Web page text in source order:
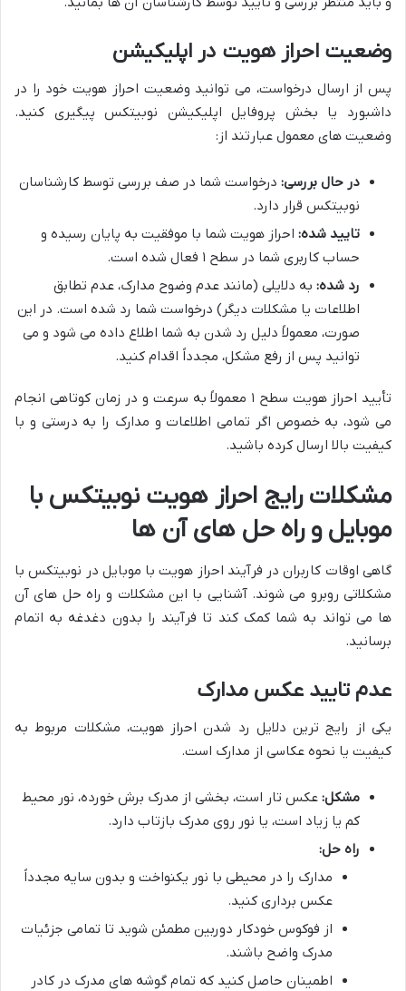
وضعیت احراز هویت در اپلیکیشن
پس از ارسال درخواست، می توانید وضعیت احراز هویت خود را در
داشبورد یا بخش پروفایل اپلیکیشن نوبیتکس پیگیری کنید.
وضعیت های معمول عبارتند از:
در حال بررسی: درخواست شما در صف بررسی توسط کارشناسان
نوبیتکس قرار دارد.
تایید شده: احراز هویت شما با موفقیت به پایان رسیده و
حساب کاربری شما در سطح ۱ فعال شده است.
رد شده: به دلایلی (مانند عدم وضوح مدارک، عدم تطابق
اطلاعات یا مشکلات دیگر) درخواست شما رد شده است. در این
صورت، معمولاً دلیل رد شدن به شما اطلاع داده می شود و می
توانید پس از رفع مشکل، مجدداً اقدام کنید.
تأیید احراز هویت سطح ۱ معمولاً به سرعت و در زمان کوتاهی انجام
می شود، به خصوص اگر تمامی اطلاعات و مدارک را به درستی و با
کیفیت بالا ارسال کرده باشید.
مشکلات رایج احراز هویت نوبیتکس با
موبایل و راه حل های آن ها
گاهی اوقات کاربران در فرآیند احراز هویت با موبایل در نوبیتکس با
مشکلاتی روبرو می شوند. آشنایی با این مشکلات و راه حل های آن
ها می تواند به شما کمک کند تا فرآیند را بدون دغدغه به اتمام
برسانید.
عدم تایید عکس مدارک
یکی از رایج ترین دلایل رد شدن احراز هویت، مشکلات مربوط به
کیفیت یا نحوه عکاسی از مدارک است.
مشکل: عکس تار است، بخشی از مدرک برش خورده، نور محیط
کم یا زیاد است، یا نور روی مدرک بازتاب دارد.
راه حل:
مدارک را در محیطی با نور یکنواخت و بدون سایه مجدداً
عکس برداری کنید.
از فوکوس خودکار دوربین مطمئن شوید تا تمامی جزئیات
مدرک واضح باشند.
اطمینان حاصل کنید که تمام گوشه های مدرک در کادر